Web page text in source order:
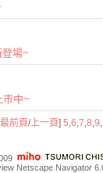
場~
市中~
最前頁/上一頁] 5 6 7 8 9
Netscape Navigator